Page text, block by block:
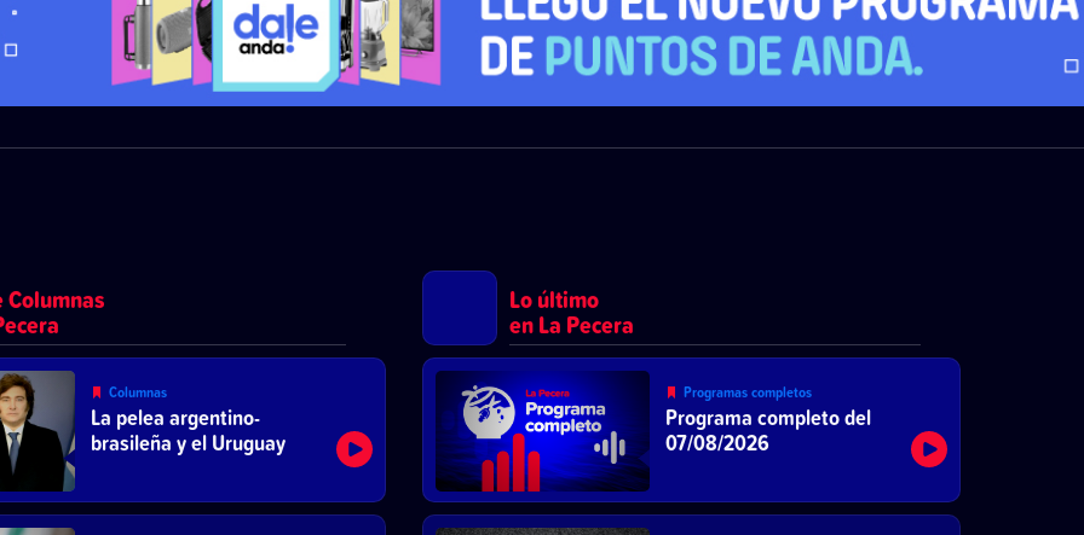
Columnas
Columnas
La pelea argentino-
brasileña y el Uruguay
Lo último
en La Pecera
Programas completos
Programa completo del
07/08/2026